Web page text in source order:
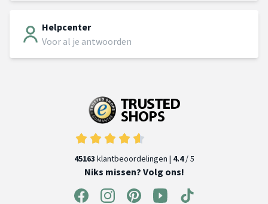
Helpcenter
Voor al je antwoorden
45163 klantbeoordelingen | 4.4/ 5
Niks missen? Volg ons!